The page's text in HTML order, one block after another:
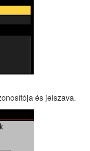
és jelszava.